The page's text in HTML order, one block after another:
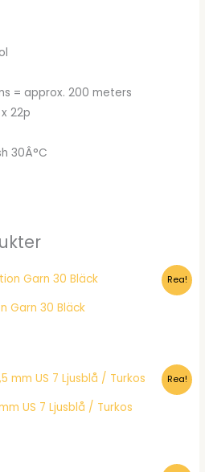
= approx. 200 meters
22p
30Â°C
Rea!
Garn 30 Bläck
Rea!
US 7 Ljusblå / Turkos